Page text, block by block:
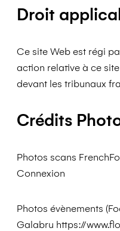
Droit
Ce site Web est régi
action relative à ce
devant les tribunaux
Crédits
Photos scans
Connexion
Photos évènements
Galabru https://